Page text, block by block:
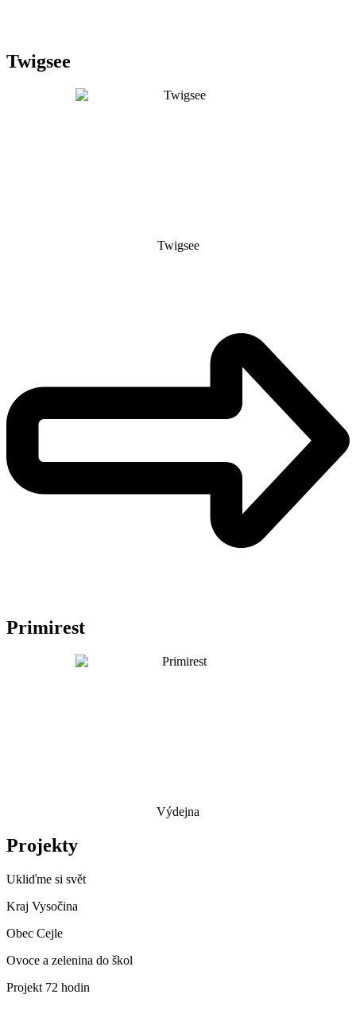
Twigsee
Twigsee
Primirest
Výdejna
Projekty
Ukliďme si svět
Kraj Vysočina
Obec Cejle
Ovoce a zelenina do škol
Projekt 72 hodin